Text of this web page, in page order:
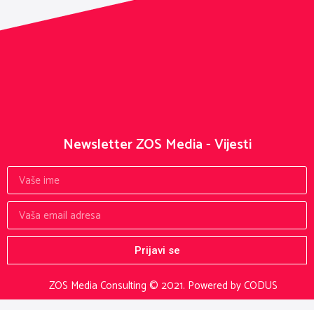
ZOS Media Consulting © 2021. Powered by CODUS
Newsletter ZOS Media - Vijesti
Prijavi se